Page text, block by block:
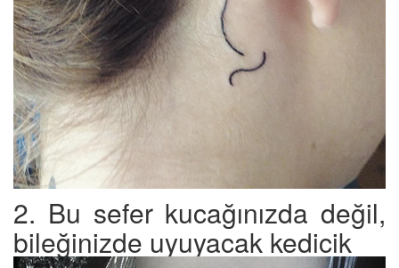
2. Bu sefer kucağınızda değil,
bileğinizde uyuyacak kedicik